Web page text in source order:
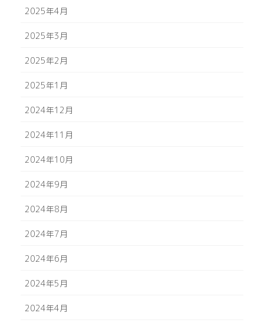
2025年4月
2025年3月
2025年2月
2025年1月
2024年12月
2024年11月
2024年10月
2024年9月
2024年8月
2024年7月
2024年6月
2024年5月
2024年4月